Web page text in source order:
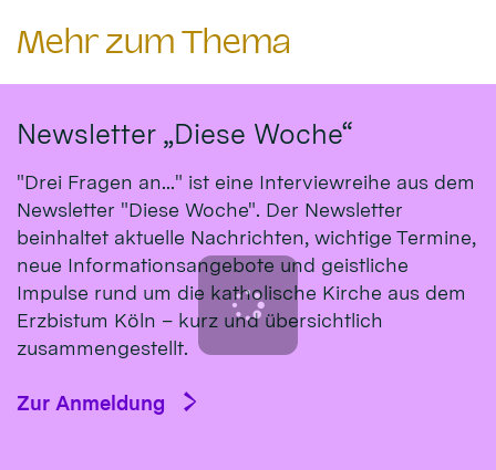
Mehr zum Thema
Newsletter „Diese Woche“
"Drei Fragen an..." ist eine Interviewreihe aus dem
Newsletter "Diese Woche". Der Newsletter
beinhaltet aktuelle Nachrichten, wichtige Termine,
neue Informationsangebote und geistliche
Impulse rund um die katholische Kirche aus dem
Erzbistum Köln – kurz und übersichtlich
zusammengestellt.
Zur Anmeldung